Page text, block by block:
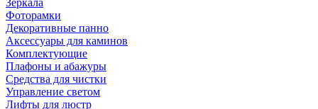
Зеркала
Фоторамки
Декоративные панно
Аксессуары для каминов
Комплектующие
Плафоны и абажуры
Средства для чистки
Управление светом
Лифты для люстр